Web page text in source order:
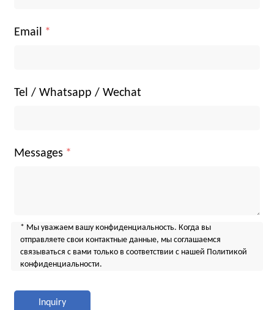
Email *
Tel / Whatsapp / Wechat
Messages *
* Мы уважаем вашу конфиденциальность. Когда вы
отправляете свои контактные данные, мы соглашаемся
связываться с вами только в соответствии с нашей Политикой
конфиденциальности.
Inquiry